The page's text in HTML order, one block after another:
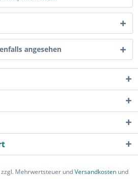
angesehen
Mehrwertsteuer undVersandkostenund